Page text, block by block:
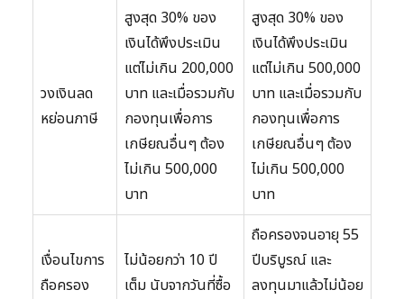
วงเงินลด
หย่อนภาษี
สูงสุด 30% ของ
เงินได้พึงประเมิน
แต่ไม่เกิน 200,000
บาท และเมื่อรวมกับ
กองทุนเพื่อการ
เกษียณอื่นๆ ต้อง
ไม่เกิน 500,000
บาท
สูงสุด 30% ของ
เงินได้พึงประเมิน
แต่ไม่เกิน 500,000
บาท และเมื่อรวมกับ
กองทุนเพื่อการ
เกษียณอื่นๆ ต้อง
ไม่เกิน 500,000
บาท
เงื่อนไขการ
ถือครอง
ไม่น้อยกว่า 10 ปี
เต็ม นับจากวันที่ซื้อ
ถือครองจนอายุ 55
ปีบริบูรณ์ และ
ลงทุนมาแล้วไม่น้อย